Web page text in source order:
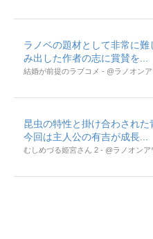
ラノベの題材として非常に
み出した作者の志に賞賛を...
結婚が前提のラブコメ - @ラノオン
昆虫の特性と掛け合わされた
今回は主人公の有吉が成長...
むしめづる姫宮さん 2 - @ラノオンア